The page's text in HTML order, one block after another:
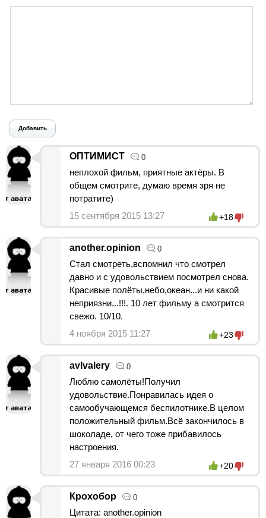
Добавить
ОПТИМИСТ 0
неплохой фильм, приятные актёры. В
общем смотрите, думаю время зря не
потратите)
15 сентября 2015 13:27
+18
another.opinion 0
Стал смотреть,вспомнил что смотрел
давно и с удовольствием посмотрел снова.
Красивые полёты,небо,океан...и ни какой
неприязни...!!!. 10 лет фильму а смотрится
свежо. 10/10.
4 ноября 2015 11:27
+23
avlvalery 0
Люблю самолёты!Получил
удовольствие.Понравилась идея о
самообучающемся беспилотнике.В целом
положительный фильм.Всё закончилось в
шоколаде, от чего тоже прибавилось
настроения.
27 января 2016 00:23
+20
Крохобор 0
Цитата: another.opinion